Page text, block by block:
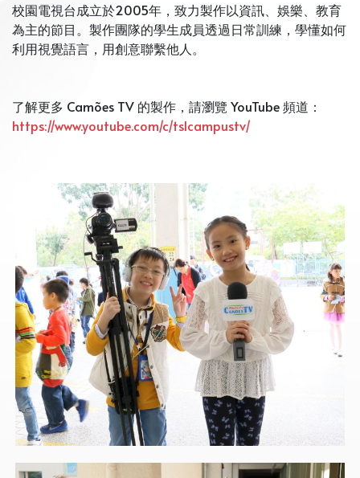
校園電視台成立於2005年，致力製作以資訊、娛樂、教育
為主的節目。製作團隊的學生成員透過日常訓練，學懂如何
利用視覺語言，用創意聯繫他人。
了解更多 Camões TV 的製作，請瀏覽 YouTube 頻道：
https://www.youtube.com/c/tslcampustv/